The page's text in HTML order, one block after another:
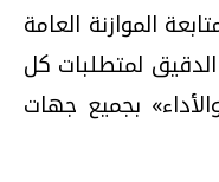
الموازنة العامة
لمتطلبات كل
بجميع جهات